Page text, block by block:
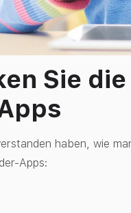
Sie
haben, wie
Apps: